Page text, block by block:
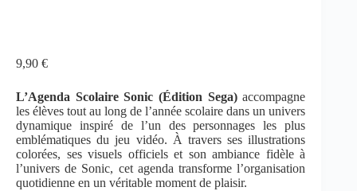
9,90 €
L’Agenda Scolaire Sonic (Édition Sega)accompagne
les élèves tout au long de l’année scolaire dans un univers
dynamique inspiré de l’un des personnages les plus
emblématiques du jeu vidéo. À travers ses illustrations
colorées, ses visuels officiels et son ambiance fidèle à
l’univers de Sonic, cet agenda transforme l’organisation
quotidienne en un véritable moment de plaisir.